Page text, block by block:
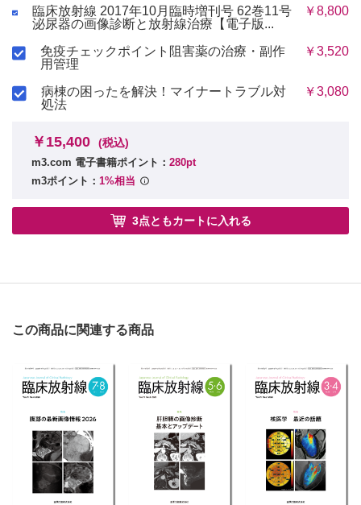
臨床放射線 2017年10月臨時増刊号 62巻11号
泌尿器の画像診断と放射線治療【電子版...
￥8,800
免疫チェックポイント阻害薬の治療・副作
用管理
￥3,520
病棟の困ったを解決！マイナートラブル対
処法
￥3,080
￥15,400 (税込)
m3.com 電子書籍ポイント： 280pt
m3ポイント： 1%相当
3点ともカートに入れる
この商品に関連する商品